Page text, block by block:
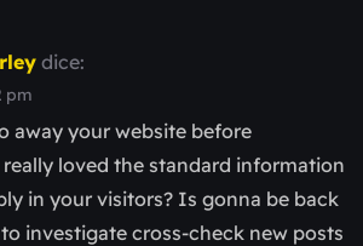
dice:
pm
away your website before
loved the standard information
in your visitors? Is gonna be back
investigate cross-check new posts